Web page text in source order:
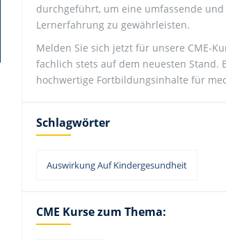
durchgeführt, um eine umfassende
Lernerfahrung zu gewährleisten.
Melden Sie sich jetzt für unsere CME-
fachlich stets auf dem neuesten Stand.
hochwertige Fortbildungsinhalte für
Schlagwörter
Auswirkung Auf Kindergesundheit
CME Kurse zum Thema: